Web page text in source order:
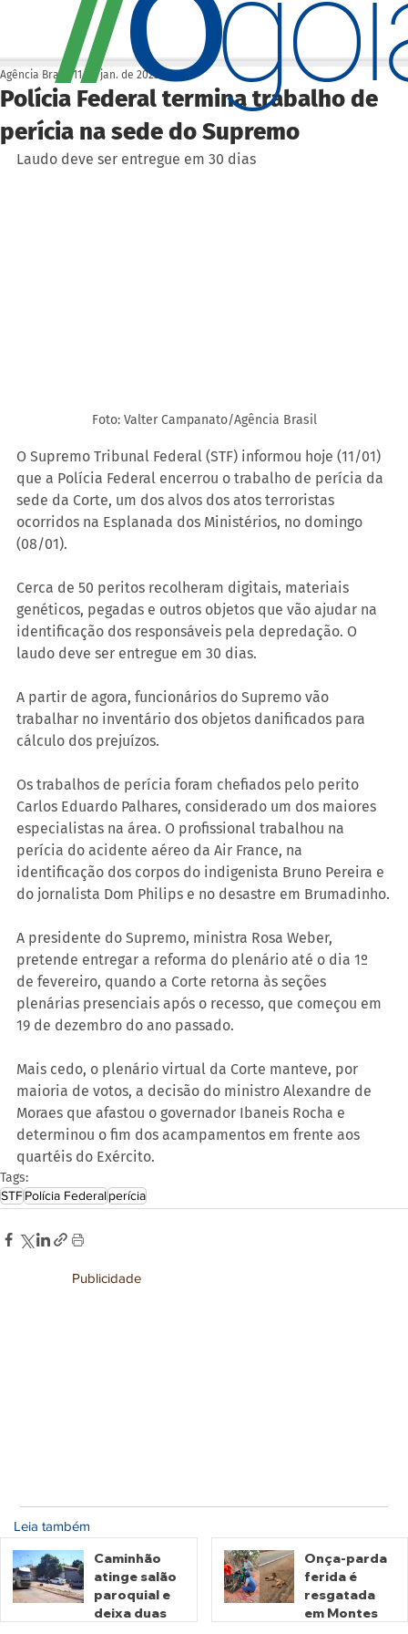
Polícia Federal termina trabalho de
perícia na sede do Supremo
Agência Brasil 11 de jan. de 2023
Laudo deve ser entregue em 30 dias
Foto: Valter Campanato/Agência Brasil
O Supremo Tribunal Federal (STF) informou hoje (11/01)
que a Polícia Federal encerrou o trabalho de perícia da
sede da Corte, um dos alvos dos atos terroristas
ocorridos na Esplanada dos Ministérios, no domingo
(08/01).
Cerca de 50 peritos recolheram digitais, materiais
genéticos, pegadas e outros objetos que vão ajudar na
identificação dos responsáveis pela depredação. O
laudo deve ser entregue em 30 dias.
A partir de agora, funcionários do Supremo vão
trabalhar no inventário dos objetos danificados para
cálculo dos prejuízos.
Os trabalhos de perícia foram chefiados pelo perito
Carlos Eduardo Palhares, considerado um dos maiores
especialistas na área. O profissional trabalhou na
perícia do acidente aéreo da Air France, na
identificação dos corpos do indigenista Bruno Pereira e
do jornalista Dom Philips e no desastre em Brumadinho.
A presidente do Supremo, ministra Rosa Weber,
pretende entregar a reforma do plenário até o dia 1º
de fevereiro, quando a Corte retorna às seções
plenárias presenciais após o recesso, que começou em
19 de dezembro do ano passado.
Mais cedo, o plenário virtual da Corte manteve, por
maioria de votos, a decisão do ministro Alexandre de
Moraes que afastou o governador Ibaneis Rocha e
determinou o fim dos acampamentos em frente aos
quartéis do Exército.
Tags:
STFPolícia Federal perícia
Publicidade
Leia também
Caminhão
atinge salão
paroquial e
deixa duas
Onça-parda
ferida é
resgatada
em Montes